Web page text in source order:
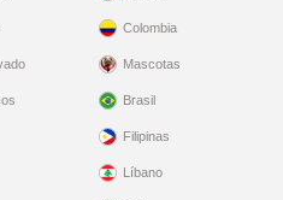
Colombia
Mascotas
Brasil
Filipinas
Líbano